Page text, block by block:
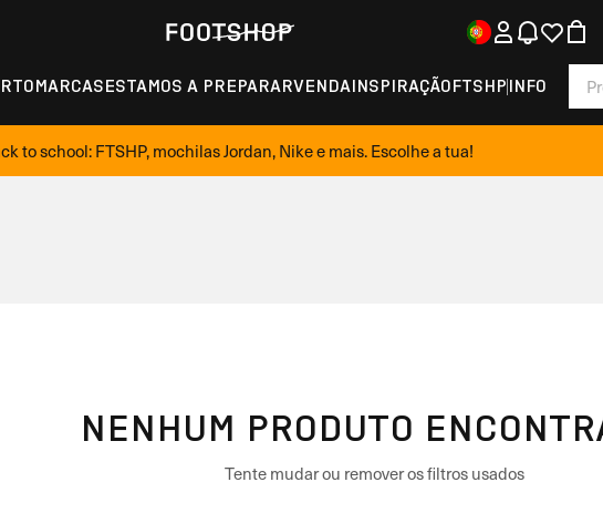
MARCASESTAMOS A PREPARARVENDAINSPIRAÇÃOFTSHP INFO
to school: FTSHP, mochilas Jordan, Nike e mais. Escolhe a tua!
NENHUM PRODUTO
Tente mudar ou remover os filtros usados